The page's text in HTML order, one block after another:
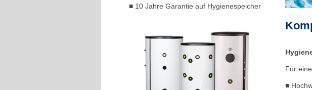
Für
■
■ 10 Jahre Garantie auf Hygienespeicher